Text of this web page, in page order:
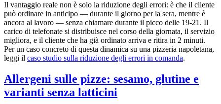
Il vantaggio reale non è solo la riduzione degli errori: è che il cliente
può ordinare in anticipo — durante il giorno per la sera, mentre è
ancora al lavoro — senza chiamare durante il picco delle 19-21. Il
carico di telefonate si distribuisce nel corso della giornata, il servizio
migliora, e il cliente che ha già ordinato arriva e ritira in 2 minuti.
Per un caso concreto di questa dinamica su una pizzeria napoletana,
leggi il caso studio sulla riduzione degli errori in comanda.
Allergeni sulle pizze: sesamo, glutine e
varianti senza latticini